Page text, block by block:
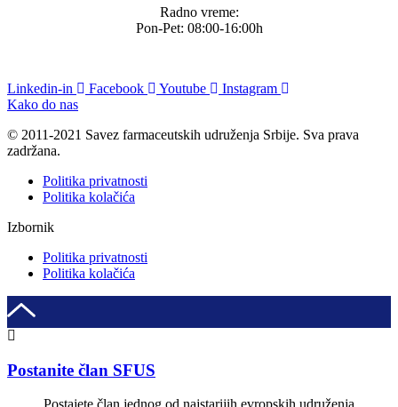
Radno vreme:
Pon-Pet: 08:00-16:00h
Linkedin-in Facebook Youtube
Instagram
Kako do nas
© 2011-2021 Savez farmaceutskih udruženja Srbije. Sva prava
zadržana.
Politika privatnosti
Politika kolačića
Izbornik
Politika privatnosti
Politika kolačića
Postanite član SFUS